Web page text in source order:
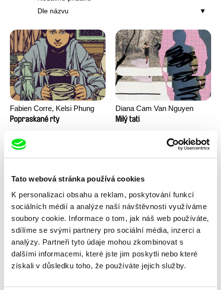
Tato webová stránka používá cookies
K personalizaci obsahu a reklam, poskytování funkcí
sociálních médií a analýze naší návštěvnosti využíváme
soubory cookie. Informace o tom, jak náš web používáte,
sdílíme se svými partnery pro sociální média, inzerci a
analýzy. Partneři tyto údaje mohou zkombinovat s
dalšími informacemi, které jste jim poskytli nebo které
získali v důsledku toho, že používáte jejich služby.
Dle názvu
Fabien Corre, Kelsi Phung
Popraskané rty
Diana Cam Van Nguyen
Milý tati
Britt Raes
Luce a Skála
Marina Rosset
Liščí královna